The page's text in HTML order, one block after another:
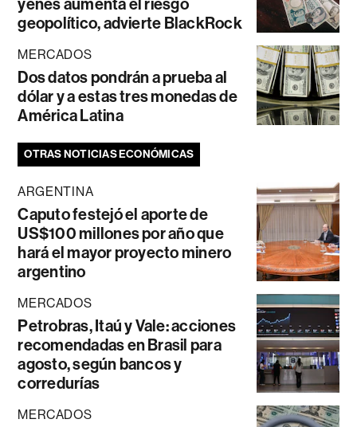
yenes aumenta el riesgo
geopolítico, advierte BlackRock
MERCADOS
Dos datos pondrán a prueba al
dólar y a estas tres monedas de
América Latina
OTRAS NOTICIAS ECONÓMICAS
ARGENTINA
Caputo festejó el aporte de
US$100 millones por año que
hará el mayor proyecto minero
argentino
MERCADOS
Petrobras, Itaú y Vale: acciones
recomendadas en Brasil para
agosto, según bancos y
corredurías
MERCADOS